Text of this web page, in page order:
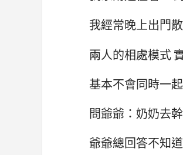
我經常晚上出門
兩人的相處模式
基本不會同時一
問爺爺：奶奶去
爺爺總回答不知道